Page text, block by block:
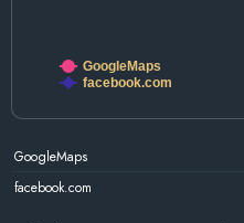
GoogleMaps
facebook.com
GoogleMaps
facebook.com